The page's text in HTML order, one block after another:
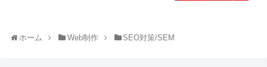
ホーム Web制作 SEO対策/SEM